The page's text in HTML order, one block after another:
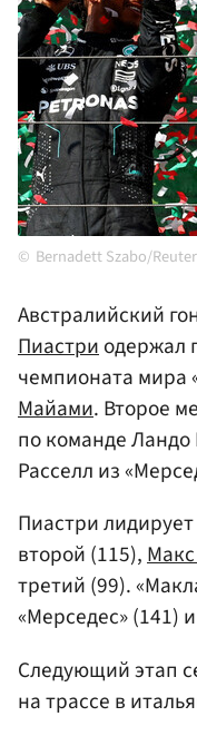
Bernadett Szabo/
Австралийский
Пиастриодержал
чемпионата мира
Майами. Второе
по команде
Расселл из
Пиастри
второй (115),
третий (99).
«Мерседес» (141)
Следующий этап
на трассе в